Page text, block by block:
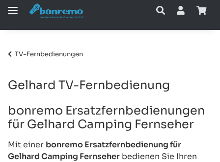
TV-Fernbedienungen
Gelhard TV-Fernbedienung
bonremo Ersatzfernbedienungen
für Gelhard Camping Fernseher
Mit einer bonremo Ersatzfernbedienung für
Gelhard Camping Fernseher bedienen Sie Ihren